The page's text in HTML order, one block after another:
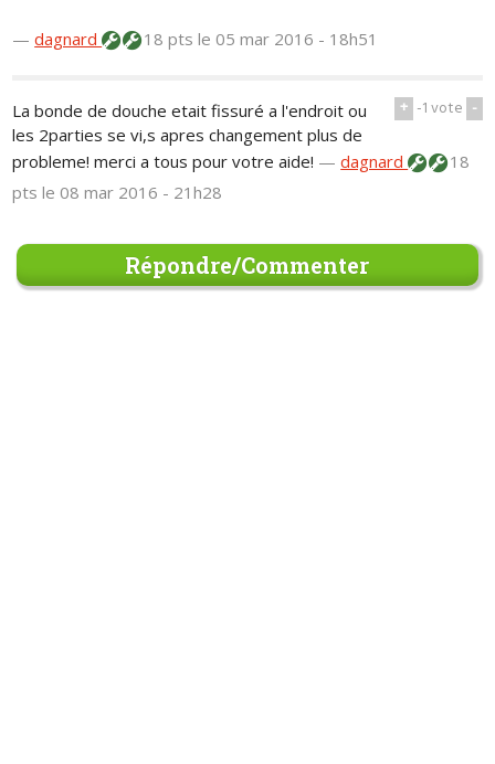
—dagnard 18 ptsle 05 mar 2016 - 18h51
+ -1vote -
La bonde de douche etait fissuré a l'endroit ou
les 2parties se vi,s apres changement plus de
probleme! merci a tous pour votre aide! —dagnard
18
ptsle 08 mar 2016 - 21h28
Répondre/Commenter